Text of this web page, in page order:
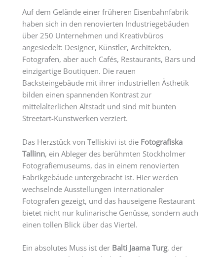
Auf dem Gelände einer früheren Eisenbahnfabrik
haben sich in den renovierten Industriegebäuden
über 250 Unternehmen und Kreativbüros
angesiedelt: Designer, Künstler, Architekten,
Fotografen, aber auch Cafés, Restaurants, Bars und
einzigartige Boutiquen. Die rauen
Backsteingebäude mit ihrer industriellen Ästhetik
bilden einen spannenden Kontrast zur
mittelalterlichen Altstadt und sind mit bunten
Streetart-Kunstwerken verziert.
Das Herzstück von Telliskivi ist die Fotografiska
Tallinn, ein Ableger des berühmten Stockholmer
Fotografiemuseums, das in einem renovierten
Fabrikgebäude untergebracht ist. Hier werden
wechselnde Ausstellungen internationaler
Fotografen gezeigt, und das hauseigene Restaurant
bietet nicht nur kulinarische Genüsse, sondern auch
einen tollen Blick über das Viertel.
Ein absolutes Muss ist der Balti Jaama Turg, der